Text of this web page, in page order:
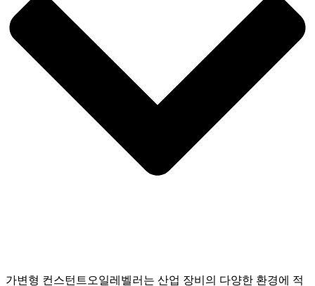
가변형 컨스턴트오일레벨러는 산업 장비의 다양한 환경에 적